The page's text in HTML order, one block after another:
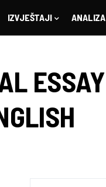
IZVJEŠTAJI ANALIZA
ESSAY